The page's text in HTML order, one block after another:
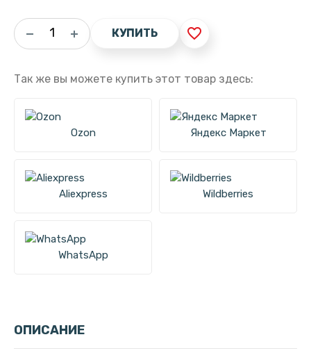
КУПИТЬ favorite_border
Так же вы можете купить этот товар здесь:
Ozon Яндекс Маркет
Aliexpress Wildberries
WhatsApp
ОПИСАНИЕ